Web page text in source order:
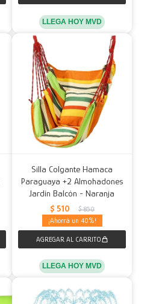
LLEGA HOY MVD
Silla Colgante Hamaca
Paraguaya +2 Almohadones
Jardín Balcón - Naranja
$ 510 $ 850
40
LLEGA HOY MVD